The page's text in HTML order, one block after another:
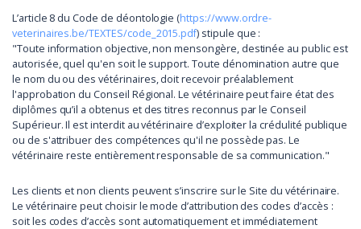
L’article 8 du Code de déontologie (https://www.ordre-
veterinaires.be/TEXTES/code_2015.pdf) stipule que :
"Toute information objective, non mensongère, destinée au public est
autorisée, quel qu'en soit le support. Toute dénomination autre que
le nom du ou des vétérinaires, doit recevoir préalablement
l'approbation du Conseil Régional. Le vétérinaire peut faire état des
diplômes qu’il a obtenus et des titres reconnus par le Conseil
Supérieur. Il est interdit au vétérinaire d’exploiter la crédulité publique
ou de s'attribuer des compétences qu'il ne possède pas. Le
vétérinaire reste entièrement responsable de sa communication."
Les clients et non clients peuvent s’inscrire sur le Site du vétérinaire.
Le vétérinaire peut choisir le mode d’attribution des codes d’accès :
soit les codes d’accès sont automatiquement et immédiatement